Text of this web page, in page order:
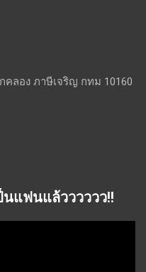
คลอง ภาษีเจริญ กทม 10160
นแฟนแล้วววววว!!